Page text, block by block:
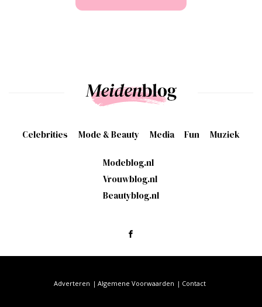
Celebrities Mode & Beauty Media Fun Muziek
Modeblog.nl
Vrouwblog.nl
Beautyblog.nl
Adverteren Algemene Voorwaarden Contact